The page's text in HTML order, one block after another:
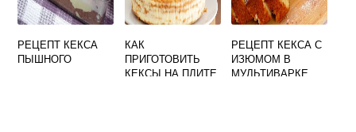
РЕЦЕПТ КЕКСА
ПЫШНОГО
КАК
ПРИГОТОВИТЬ
КЕКСЫ НА ПЛИТЕ
РЕЦЕПТ КЕКСА С
ИЗЮМОМ В
МУЛЬТИВАРКЕ